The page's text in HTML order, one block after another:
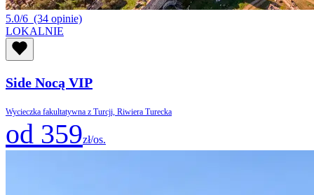
5.0/6 (34 opinie)
LOKALNIE
Side Nocą VIP
Wycieczka fakultatywna z Turcji, Riwiera Turecka
od 359zł/os.